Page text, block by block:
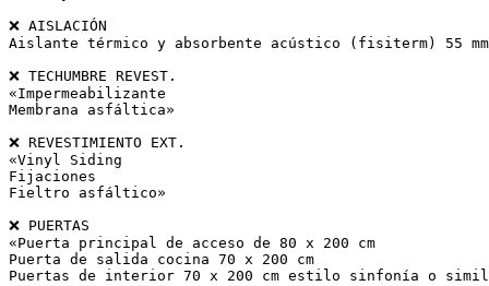
❌ AISLACIÓN
Aislante térmico y absorbente acústico (fisiterm) 55
❌ TECHUMBRE REVEST.
«Impermeabilizante
Membrana asfáltica»
❌ REVESTIMIENTO EXT.
«Vinyl Siding
Fijaciones
Fieltro asfáltico»
❌ PUERTAS
«Puerta principal de acceso de 80 x 200 cm
Puerta de salida cocina 70 x 200 cm
Puertas de interior 70 x 200 cm estilo sinfonía o